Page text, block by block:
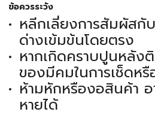
ข้อควรระวัง
หลีกเลี่ยงการสัมผัสกั
ด่างเข้มข้นโดยตรง
หากเกิดคราบปูนหลัง
ของมีคมในการเช็ดห
ห้ามหักหรืองอสินค้า อ
หายได้